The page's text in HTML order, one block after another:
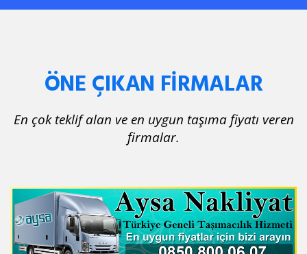
ÖNE ÇIKAN FİRMALAR
En çok teklif alan ve en uygun taşıma fiyatı veren
firmalar.